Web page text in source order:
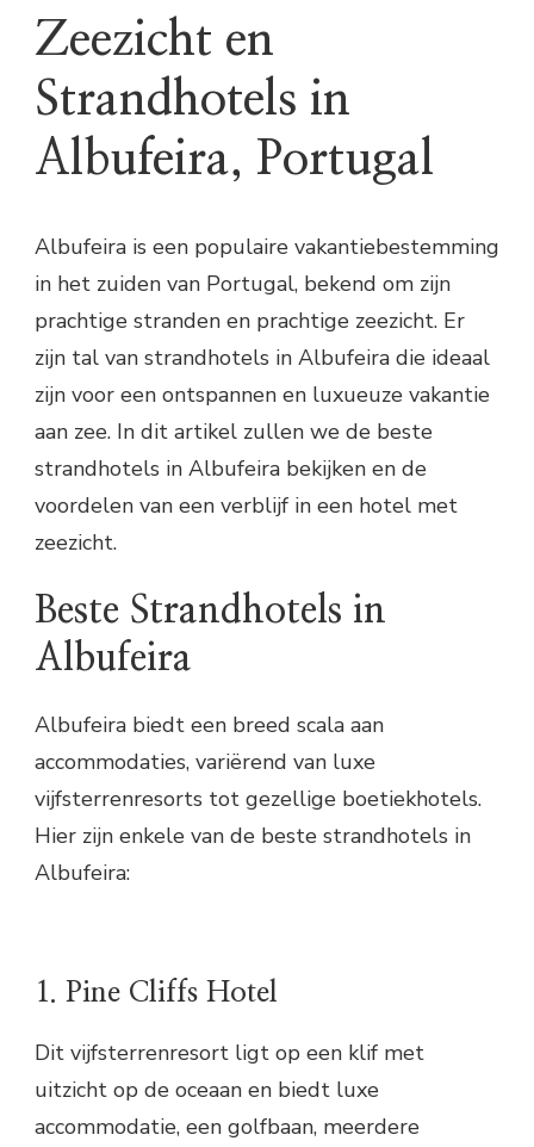
Zeezicht en
Strandhotels in
Albufeira, Portugal
Albufeira is een populaire vakantiebestemming
in het zuiden van Portugal, bekend om zijn
prachtige stranden en prachtige zeezicht. Er
zijn tal van strandhotels in Albufeira die ideaal
zijn voor een ontspannen en luxueuze vakantie
aan zee. In dit artikel zullen we de beste
strandhotels in Albufeira bekijken en de
voordelen van een verblijf in een hotel met
zeezicht.
Beste Strandhotels in
Albufeira
Albufeira biedt een breed scala aan
accommodaties, variërend van luxe
vijfsterrenresorts tot gezellige boetiekhotels.
Hier zijn enkele van de beste strandhotels in
Albufeira:
1. Pine Cliffs Hotel
Dit vijfsterrenresort ligt op een klif met
uitzicht op de oceaan en biedt luxe
accommodatie, een golfbaan, meerdere